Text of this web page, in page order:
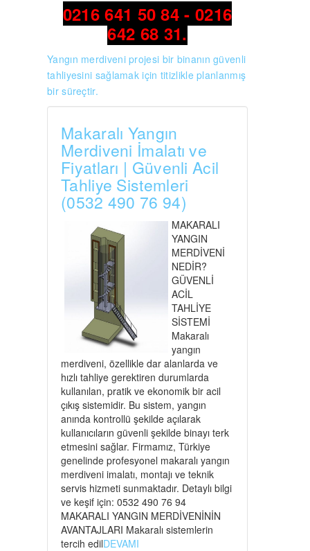
0216 641 50 84 - 0216
642 68 31.
Yangın merdiveni projesi bir binanın güvenli
tahliyesini sağlamak için titizlikle planlanmış
bir süreçtir.
Makaralı Yangın
Merdiveni İmalatı ve
Fiyatları | Güvenli Acil
Tahliye Sistemleri
(0532 490 76 94)
MAKARALI
YANGIN
MERDİVENİ
NEDİR?
GÜVENLİ
ACİL
TAHLİYE
SİSTEMİ
Makaralı
yangın
merdiveni, özellikle dar alanlarda ve
hızlı tahliye gerektiren durumlarda
kullanılan, pratik ve ekonomik bir acil
çıkış sistemidir. Bu sistem, yangın
anında kontrollü şekilde açılarak
kullanıcıların güvenli şekilde binayı terk
etmesini sağlar. Firmamız, Türkiye
genelinde profesyonel makaralı yangın
merdiveni imalatı, montajı ve teknik
servis hizmeti sunmaktadır. Detaylı bilgi
ve keşif için: 0532 490 76 94
MAKARALI YANGIN MERDİVENİNİN
AVANTAJLARI Makaralı sistemlerin
tercih edilDEVAMI